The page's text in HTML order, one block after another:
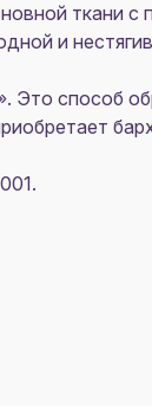
ткани с
и
способ